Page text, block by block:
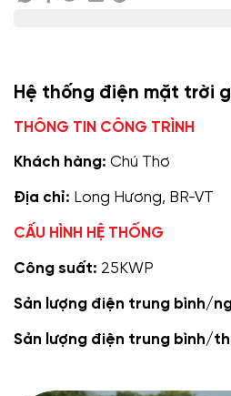
Hệ thống điện mặt trời
THÔNG TIN CÔNG TRÌNH
Khách hàng: Chú Thơ
Địa chỉ: Long Hương, BR-VT
CẤU HÌNH HỆ THỐNG
Công suất: 25KWP
Sản lượng điện trung bình/
Sản lượng điện trung bình/